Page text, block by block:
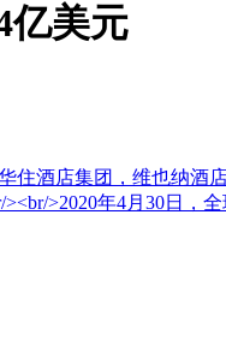
亿美元
住酒店集团，维也纳酒
>2020年4月30日，